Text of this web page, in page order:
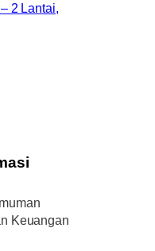
2 Lantai,
Keuangan